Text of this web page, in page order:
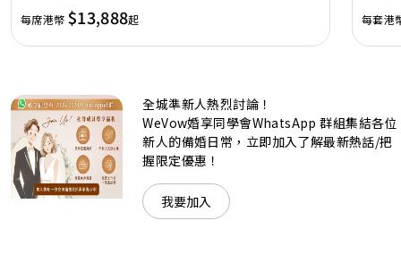
讓您留下獨特的醉人回憶。 擁有時尚高樓頂的Silverbox宴會
廳，配置了全套先進的視聽影音及燈光設備配套，並採用極富
現代時尚感的水晶玻璃燈，演繹出與別不同的經典神韻。不論
準新人的個性及預算﹔保證為您打造夢寐以求的特別日子，令
賓客永誌難忘！
每席港幣 $13,888起 每套港
全城準新人熱烈討論！
WeVow婚享同學會WhatsApp 群組集結各位
新人的備婚日常，立即加入了解最新熱話/把
握限定優惠！
我要加入